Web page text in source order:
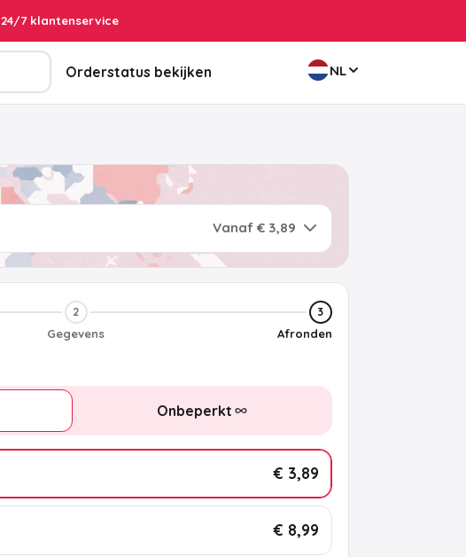
24/7 klantenservice
Orderstatus bekijken NL
Vanaf € 3,89
2
Gegevens
3
Afronden
Onbeperkt
€ 3,89
€ 8,99